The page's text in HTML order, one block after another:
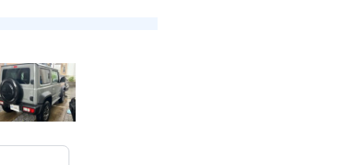
1/18